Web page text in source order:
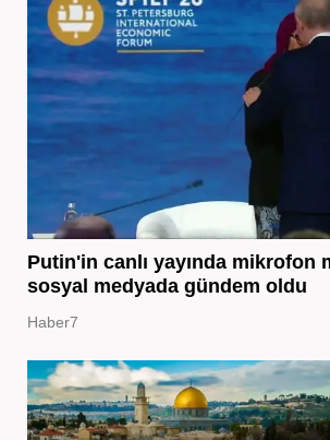
Putin'in canlı yayında mikrofon
sosyal medyada gündem oldu
Haber7